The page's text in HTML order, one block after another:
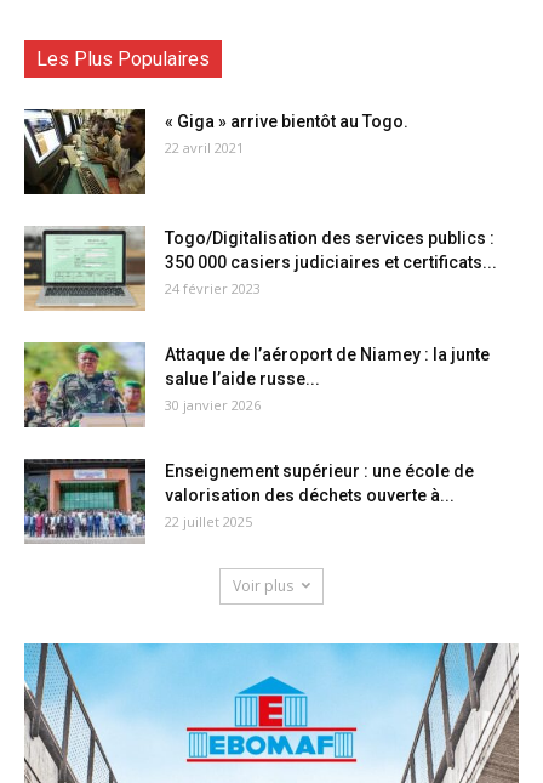
Les Plus Populaires
« Giga » arrive bientôt au Togo.
22 avril 2021
Togo/Digitalisation des services publics :
350 000 casiers judiciaires et certificats...
24 février 2023
Attaque de l’aéroport de Niamey : la junte
salue l’aide russe...
30 janvier 2026
Enseignement supérieur : une école de
valorisation des déchets ouverte à...
22 juillet 2025
Voir plus